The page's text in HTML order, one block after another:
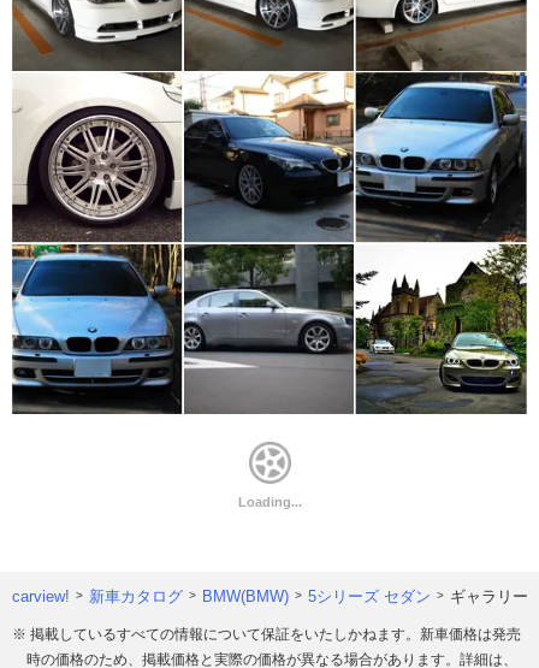
carview! 新車カタログ BMW(BMW) 5シリーズ セダン ギャラリー
※ 掲載しているすべての情報について保証をいたしかねます。新車価格は発売
時の価格のため、掲載価格と実際の価格が異なる場合があります。詳細は、